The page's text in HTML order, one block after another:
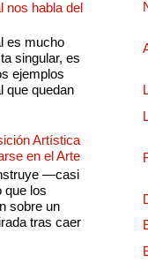
nos habla del
es mucho
singular, es
ejemplos
que quedan
Artística
en el Arte
—casi
que los
sobre un
tras caer